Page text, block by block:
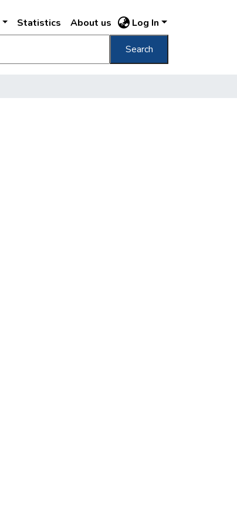
Statistics About us Log In
Search